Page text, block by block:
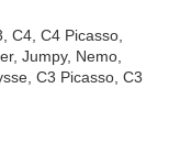
C4, C4 Picasso,
Jumpy, Nemo,
C3 Picasso, C3